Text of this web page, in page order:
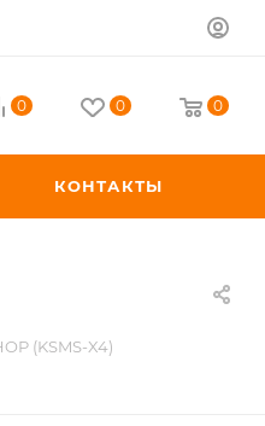
0 0 0
КОНТАКТЫ
(KSMS-X4)